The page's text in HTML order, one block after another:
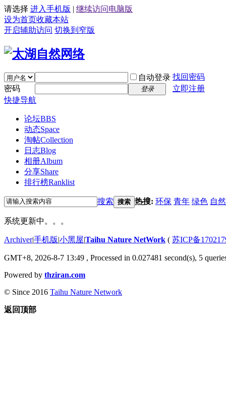
请选择 进入手机版 | 继续访问电脑版
设为首页收藏本站
开启辅助访问 切换到窄版
自动登录 找回密码
密码
登录
立即注册
快捷导航
论坛BBS
动态Space
淘帖Collection
日志Blog
相册Album
分享Share
排行榜Ranklist
搜索 搜索 热搜: 环保 青年 绿色 自
系统更新中。。。
Archiver|手机版|小黑屋|Taihu Nature NetWork ( 苏ICP备
GMT+8, 2026-8-7 13:49 , Processed in 0.027481 second(s), 5
Powered by thziran.com
© Since 2016 Taihu Nature Network
返回顶部